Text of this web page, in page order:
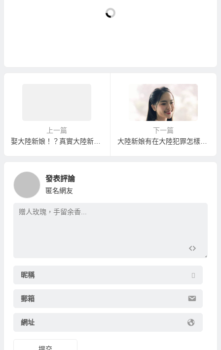
上一篇
娶大陸新娘！？真實大陸新娘照片！
下一篇
大陸新娘有在大陸犯罪怎樣辦良民證？
發表評論
匿名網友
昵稱
郵箱
網址